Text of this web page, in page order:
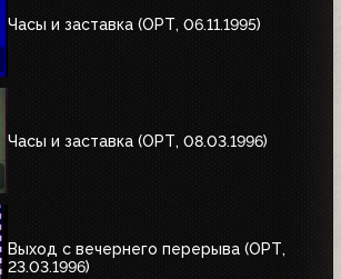
Часы и заставка (ОРТ, 06.11.1995)
Часы и заставка (ОРТ, 08.03.1996)
Выход с вечернего перерыва (ОРТ,
23.03.1996)